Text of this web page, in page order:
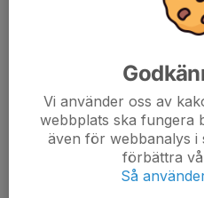
This class is for higher
skills in all of the above
continuous level students
speak with our coaches
Vi använder oss av
webbplats ska fungera
även för webbanalys i
förbättra
Så